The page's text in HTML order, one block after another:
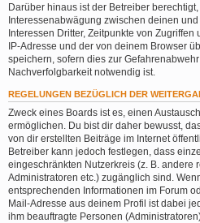
Darüber hinaus ist der Betreiber
Interessenabwägung zwischen deinen
Interessen Dritter, Zeitpunkte von
IP-Adresse und der von deinem Browser
speichern, sofern dies zur
Nachverfolgbarkeit notwendig ist.
REGELUNGEN BEZÜGLICH DER
Zweck eines Boards ist es, einen
ermöglichen. Du bist dir daher bewusst,
von dir erstellten Beiträge im Internet
Betreiber kann jedoch festlegen, dass
eingeschränkten Nutzerkreis (z. B. andere
Administratoren etc.) zugänglich sind.
entsprechenden Informationen im Forum
Mail-Adresse aus deinem Profil ist dabei
ihm beauftragte Personen